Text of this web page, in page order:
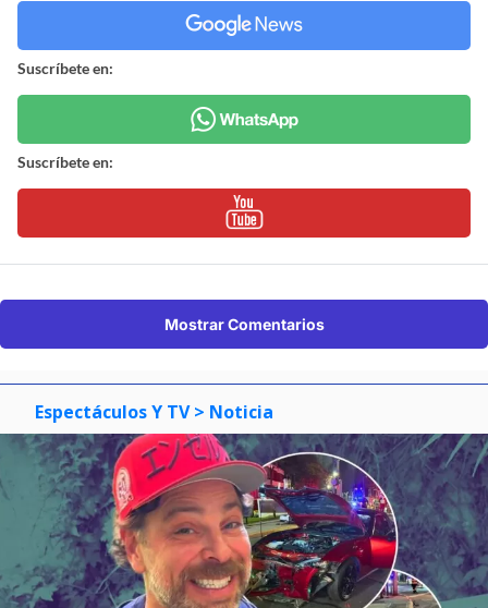
Suscríbete en:
Suscríbete en:
Mostrar Comentarios
Espectáculos Y TV > Noticia